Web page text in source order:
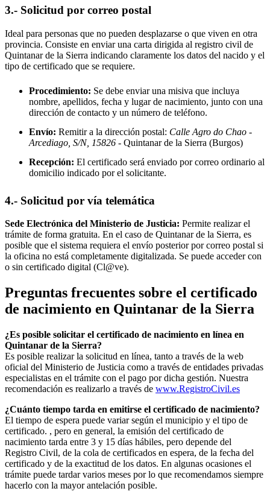
3.- Solicitud por correo postal
Ideal para personas que no pueden desplazarse o que viven en otra
provincia. Consiste en enviar una carta dirigida al registro civil de
Quintanar de la Sierra indicando claramente los datos del nacido y el
tipo de certificado que se requiere.
Procedimiento: Se debe enviar una misiva que incluya
nombre, apellidos, fecha y lugar de nacimiento, junto con una
dirección de contacto y un número de teléfono.
Envío: Remitir a la dirección postal: Calle Agro do Chao -
Arcediago, S/N, 15826 - Quintanar de la Sierra (Burgos)
Recepción: El certificado será enviado por correo ordinario al
domicilio indicado por el solicitante.
4.- Solicitud por vía telemática
Sede Electrónica del Ministerio de Justicia: Permite realizar el
trámite de forma gratuita. En el caso de Quintanar de la Sierra, es
posible que el sistema requiera el envío posterior por correo postal si
la oficina no está completamente digitalizada. Se puede acceder con
o sin certificado digital (Cl@ve).
Preguntas frecuentes sobre el certificado
de nacimiento en Quintanar de la Sierra
¿Es posible solicitar el certificado de nacimiento en línea en
Quintanar de la Sierra?
Es posible realizar la solicitud en línea, tanto a través de la web
oficial del Ministerio de Justicia como a través de entidades privadas
especialistas en el trámite con el pago por dicha gestión. Nuestra
recomendación es realizarlo a través de www.RegistroCivil.es
¿Cuánto tiempo tarda en emitirse el certificado de nacimiento?
El tiempo de espera puede variar según el municipio y el tipo de
certificado. , pero en general, la emisión del certificado de
nacimiento tarda entre 3 y 15 días hábiles, pero depende del
Registro Civil, de la cola de certificados en espera, de la fecha del
certificado y de la exactitud de los datos. En algunas ocasiones el
trámite puede tardar varios meses por lo que recomendamos siempre
hacerlo con la mayor antelación posible.